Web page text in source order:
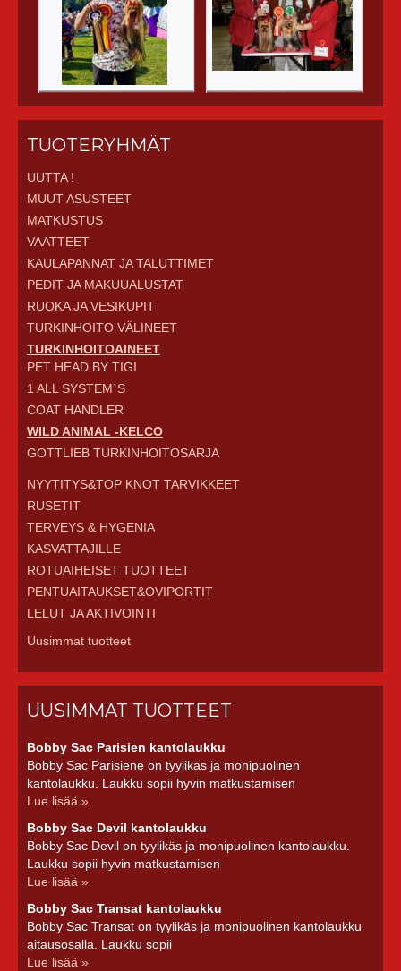
TUOTERYHMÄT
UUTTA !
MUUT ASUSTEET
MATKUSTUS
VAATTEET
KAULAPANNAT JA TALUTTIMET
PEDIT JA MAKUUALUSTAT
RUOKA JA VESIKUPIT
TURKINHOITO VÄLINEET
TURKINHOITOAINEET
PET HEAD BY TIGI
1 ALL SYSTEM`S
COAT HANDLER
WILD ANIMAL -KELCO
GOTTLIEB TURKINHOITOSARJA
NYYTITYS&TOP KNOT TARVIKKEET
RUSETIT
TERVEYS & HYGENIA
KASVATTAJILLE
ROTUAIHEISET TUOTTEET
PENTUAITAUKSET&OVIPORTIT
LELUT JA AKTIVOINTI
Uusimmat tuotteet
UUSIMMAT TUOTTEET
Bobby Sac Parisien kantolaukku
Bobby Sac Parisiene on tyylikäs ja monipuolinen
kantolaukku. Laukku sopii hyvin matkustamisen
Lue lisää »
Bobby Sac Devil kantolaukku
Bobby Sac Devil on tyylikäs ja monipuolinen kantolaukku.
Laukku sopii hyvin matkustamisen
Lue lisää »
Bobby Sac Transat kantolaukku
Bobby Sac Transat on tyylikäs ja monipuolinen kantolaukku
aitausosalla. Laukku sopii
Lue lisää »